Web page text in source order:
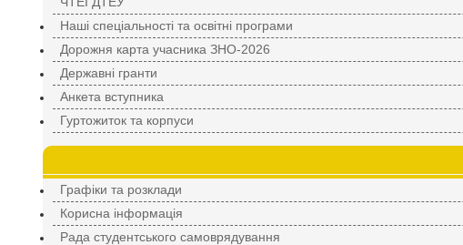
Наші спеціальності та освітні програми
Дорожня карта учасника ЗНО-2026
Державні гранти
Анкета вступника
Гуртожиток та корпуси
Графіки та розклади
Корисна інформація
Рада студентського самоврядування